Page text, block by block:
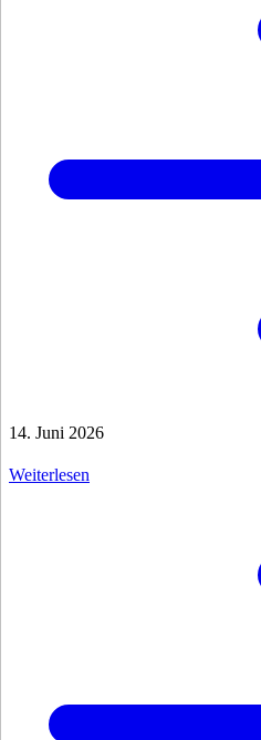
14. Juni 2026
Weiterlesen